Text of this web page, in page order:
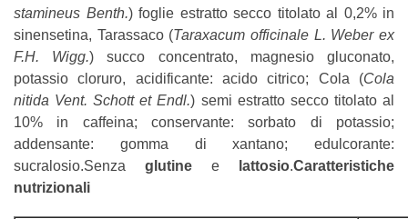
stamineus Benth.) foglie estratto secco titolato al 0,2% in
sinensetina, Tarassaco (Taraxacum officinale L. Weber ex
F.H. Wigg.) succo concentrato, magnesio gluconato,
potassio cloruro, acidificante: acido citrico; Cola (Cola
nitida Vent. Schott et Endl.) semi estratto secco titolato al
10% in caffeina; conservante: sorbato di potassio;
addensante: gomma di xantano; edulcorante:
sucralosio.Senza glutine e lattosio.Caratteristiche
nutrizionali